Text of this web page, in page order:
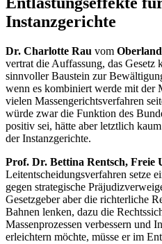
Instanzgerichte
Dr. Charlotte Rau vom
vertrat die Auffassung, das Gesetz
sinnvoller Baustein zur
wenn es kombiniert werde mit der
vielen Massengerichtsverfahren
würde zwar die Funktion des
positiv sei, hätte aber letztlich
der Instanzgerichte.
Prof. Dr. Bettina Rentsch, Freie
Leitentscheidungsverfahren setze
gegen strategische
Gesetzgeber aber die richterliche
Bahnen lenken, dazu die
Massenprozessen verbessern und
erleichtern möchte, müsse er im